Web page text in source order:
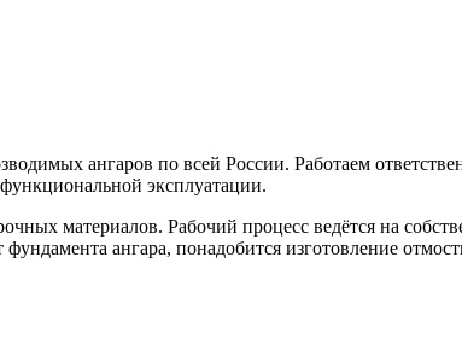
ангаров по всей России. Работаем
эксплуатации.
материалов. Рабочий процесс ведётся на
ангара, понадобится изготовление